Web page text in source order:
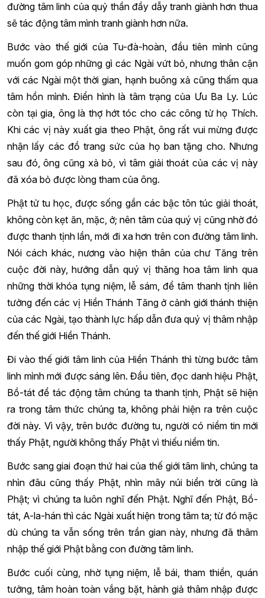
đường tâm linh của quỷ thần đầy dẫy tranh giành hơn thua
sẽ tác động tâm mình tranh giành hơn nữa.
Bước vào thế giới của Tu-đà-hoàn, đầu tiên mình cũng
muốn gom góp những gì các Ngài vứt bỏ, nhưng thân cận
với các Ngài một thời gian, hạnh buông xả cũng thấm qua
tâm hồn mình. Điển hình là tâm trạng của Ưu Ba Ly. Lúc
còn tại gia, ông là thợ hớt tóc cho các công tử họ Thích.
Khi các vị này xuất gia theo Phật, ông rất vui mừng được
nhận lấy các đồ trang sức của họ ban tặng cho. Nhưng
sau đó, ông cũng xả bỏ, vì tâm giải thoát của các vị này
đã xóa bỏ được lòng tham của ông.
Phật tử tu học, được sống gần các bậc tôn túc giải thoát,
không còn kẹt ăn, mặc, ở; nên tâm của quý vị cũng nhờ đó
được thanh tịnh lần, mới đi xa hơn trên con đường tâm linh.
Nói cách khác, nương vào hiện thân của chư Tăng trên
cuộc đời này, hướng dẫn quý vị thăng hoa tâm linh qua
những thời khóa tụng niệm, lễ sám, để tâm thanh tịnh liên
tưởng đến các vị Hiền Thánh Tăng ở cảnh giới thánh thiện
của các Ngài, tạo thành lực hấp dẫn đưa quý vị thâm nhập
đến thế giới Hiền Thánh.
Đi vào thế giới tâm linh của Hiền Thánh thì từng bước tâm
linh mình mới được sáng lên. Đầu tiên, đọc danh hiệu Phật,
Bồ-tát để tác động tâm chúng ta thanh tịnh, Phật sẽ hiện
ra trong tâm thức chúng ta, không phải hiện ra trên cuộc
đời này. Vì vậy, trên bước đường tu, người có niềm tin mới
thấy Phật, người không thấy Phật vì thiếu niềm tin.
Bước sang giai đoạn thứ hai của thế giới tâm linh, chúng ta
nhìn đâu cũng thấy Phật, nhìn mây núi biển trời cũng là
Phật; vì chúng ta luôn nghĩ đến Phật. Nghĩ đến Phật, Bồ-
tát, A-la-hán thì các Ngài xuất hiện trong tâm ta; từ đó mặc
dù chúng ta vẫn sống trên trần gian này, nhưng đã thâm
nhập thế giới Phật bằng con đường tâm linh.
Bước cuối cùng, nhờ tụng niệm, lễ bái, tham thiền, quán
tưởng, tâm hoàn toàn vắng bặt, hành giả thâm nhập được